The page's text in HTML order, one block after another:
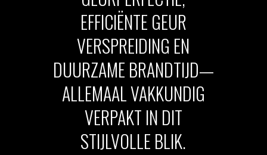
EFFICIËNTE GEUR
VERSPREIDING EN
DUURZAME BRANDTIJD—
ALLEMAAL VAKKUNDIG
VERPAKT IN DIT
STIJLVOLLE BLIK.